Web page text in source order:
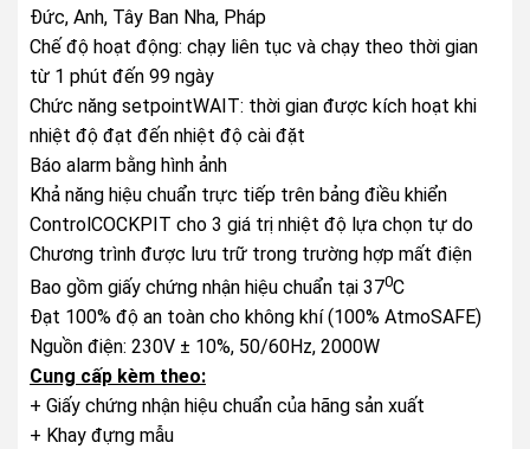
Đức, Anh, Tây Ban Nha, Pháp
Chế độ hoạt động: chạy liên tục và chạy theo thời gian
từ 1 phút đến 99 ngày
Chức năng setpointWAIT: thời gian được kích hoạt khi
nhiệt độ đạt đến nhiệt độ cài đặt
Báo alarm bằng hình ảnh
Khả năng hiệu chuẩn trực tiếp trên bảng điều khiển
ControlCOCKPIT cho 3 giá trị nhiệt độ lựa chọn tự do
Chương trình được lưu trữ trong trường hợp mất điện
Bao gồm giấy chứng nhận hiệu chuẩn tại 370C
Đạt 100% độ an toàn cho không khí (100% AtmoSAFE)
Nguồn điện: 230V ± 10%, 50/60Hz, 2000W
Cung cấp kèm theo:
+ Giấy chứng nhận hiệu chuẩn của hãng sản xuất
+ Khay đựng mẫu